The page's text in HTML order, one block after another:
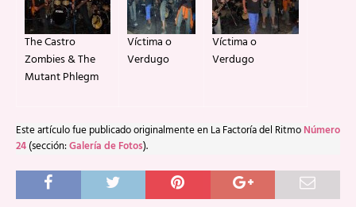
The Castro
Zombies & The
Mutant Phlegm
Víctima o
Verdugo
Víctima o
Verdugo
Este artículo fue publicado originalmente en La Factoría del Ritmo Número
24 (sección:Galería de Fotos).